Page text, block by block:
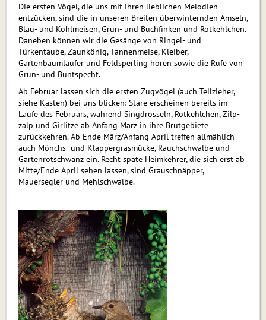
Die ersten Vögel, die uns mit ihren lieblichen Me­lo­dien
entzücken, sind die in unseren Breiten über­win­tern­den Amseln,
Blau- und Kohlmeisen, Grün- und Buchfinken und Rotkehlchen.
Daneben können wir die Gesänge von Ringel- und
Türkentaube, Zaunkönig, Tannenmeise, Kleiber,
Gartenbaumläufer und Feld­sper­ling hören sowie die Rufe von
Grün- und Bunt­specht.
Ab Februar lassen sich die ersten Zugvögel (auch Teilzieher,
siehe Kasten) bei uns blicken: Stare erscheinen bereits im
Laufe des Februars, während Singdrosseln, Rotkehlchen, Zilp-
zalp und Girlitze ab Anfang März in ihre Brutgebiete
zurückkehren. Ab Ende März/Anfang April treffen allmählich
auch Mönchs- und Klappergrasmücke, Rauchschwalbe und
Gartenrotschwanz ein. Recht späte Heimkehrer, die sich erst ab
Mitte/Ende April sehen lassen, sind Grauschnäpper,
Mauersegler und Mehlschwalbe.